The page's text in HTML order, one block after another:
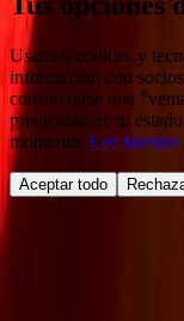
Usamos cookies y
información con
considerarse una
privacidad de tu
momento. Lee
Aceptar todo